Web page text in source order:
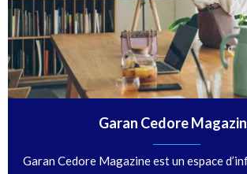
Garan Cedore
Garan Cedore Magazine est un espace